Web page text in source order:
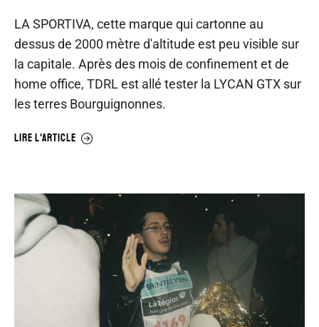
LA SPORTIVA, cette marque qui cartonne au
dessus de 2000 mètre d'altitude est peu visible sur
la capitale. Après des mois de confinement et de
home office, TDRL est allé tester la LYCAN GTX sur
les terres Bourguignonnes.
LIRE L'ARTICLE